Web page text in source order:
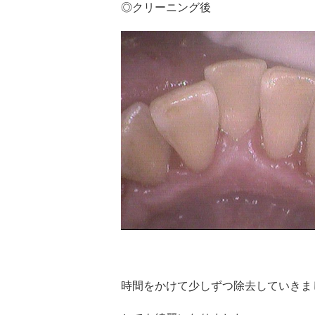
◎クリーニング後
時間をかけて少しずつ除去していきま